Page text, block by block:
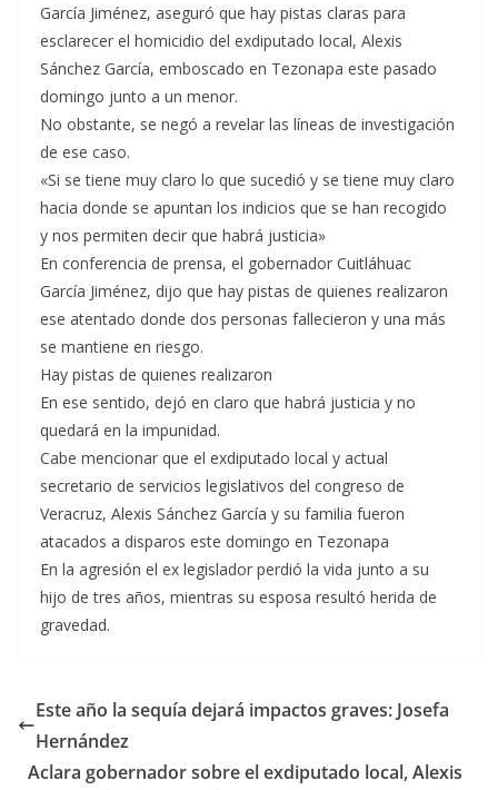
García Jiménez, aseguró que hay pistas claras para
esclarecer el homicidio del exdiputado local, Alexis
Sánchez García, emboscado en Tezonapa este pasado
domingo junto a un menor.
No obstante, se negó a revelar las líneas de investigación
de ese caso.
«Si se tiene muy claro lo que sucedió y se tiene muy claro
hacia donde se apuntan los indicios que se han recogido
y nos permiten decir que habrá justicia»
En conferencia de prensa, el gobernador Cuitláhuac
García Jiménez, dijo que hay pistas de quienes realizaron
ese atentado donde dos personas fallecieron y una más
se mantiene en riesgo.
Hay pistas de quienes realizaron
En ese sentido, dejó en claro que habrá justicia y no
quedará en la impunidad.
Cabe mencionar que el exdiputado local y actual
secretario de servicios legislativos del congreso de
Veracruz, Alexis Sánchez García y su familia fueron
atacados a disparos este domingo en Tezonapa
En la agresión el ex legislador perdió la vida junto a su
hijo de tres años, mientras su esposa resultó herida de
gravedad.
Este año la sequía dejará impactos graves: Josefa
Hernández
Aclara gobernador sobre el exdiputado local, Alexis